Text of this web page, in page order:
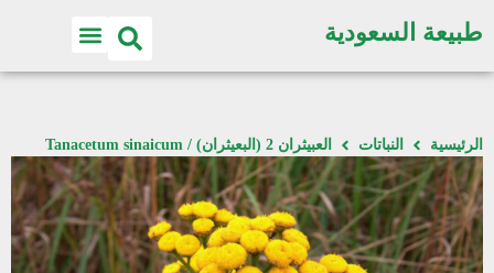
طبيعة السعودية
الرئيسية النباتات العبيثران 2 (البعيثران) / Tanacetum sinaicum